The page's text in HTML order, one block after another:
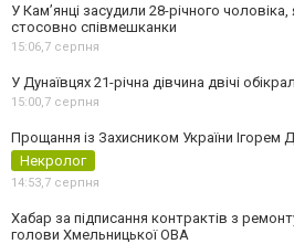
У Камʼянці засудили 28-річного
стосовно співмешканки
15:06,7 серпня
У Дунаївцях 21-річна дівчина двічі
15:00,7 серпня
Прощання із Захисником України Ігорем
Некролог
14:53,7 серпня
Хабар за підписання контрактів з
голови Хмельницької ОВА